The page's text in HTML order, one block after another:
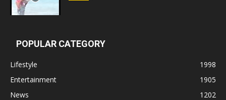
POPULAR CATEGORY
Lifestyle
1998
Entertainment
1905
News
1202